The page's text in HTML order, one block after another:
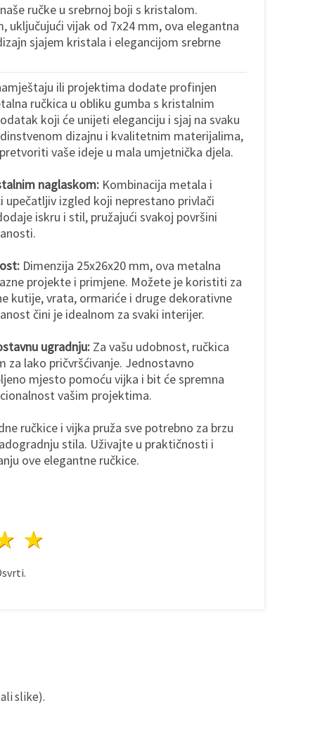
ručke u srebrnoj boji s kristalom.
uključujući vijak od 7x24 mm, ova elegantna
sjajem kristala i elegancijom srebrne
ili projektima dodate profinjen
ručkica u obliku gumba s kristalnim
koji će unijeti eleganciju i sjaj na svaku
dizajnu i kvalitetnim materijalima,
vaše ideje u mala umjetnička djela.
naglaskom: Kombinacija metala i
izgled koji neprestano privlači
iskru i stil, pružajući svakoj površini
Dimenzija 25x26x20 mm, ova metalna
projekte i primjene. Možete je koristiti za
kutije, vrata, ormariće i druge dekorativne
čini je idealnom za svaki interijer.
ugradnju: Za vašu udobnost, ručkica
za lako pričvršćivanje. Jednostavno
mjesto pomoću vijka i bit će spremna
vašim projektima.
ručkice i vijka pruža sve potrebno za brzu
stila. Uživajte u praktičnosti i
ove elegantne ručkice.
4 zvijezde
zvijezde
slike).